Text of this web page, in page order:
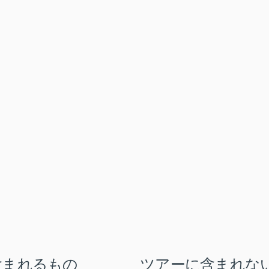
れるもの ツアーに含まれな